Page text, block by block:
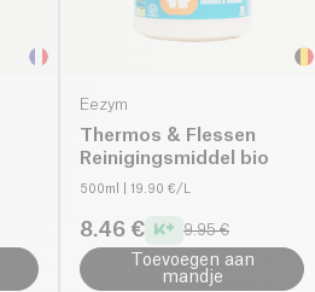
Eezym
Thermos & Flessen
Reinigingsmiddel bio
500ml | 19.90 €/L
8.46 € 9.95 €
Toevoegen aan
mandje